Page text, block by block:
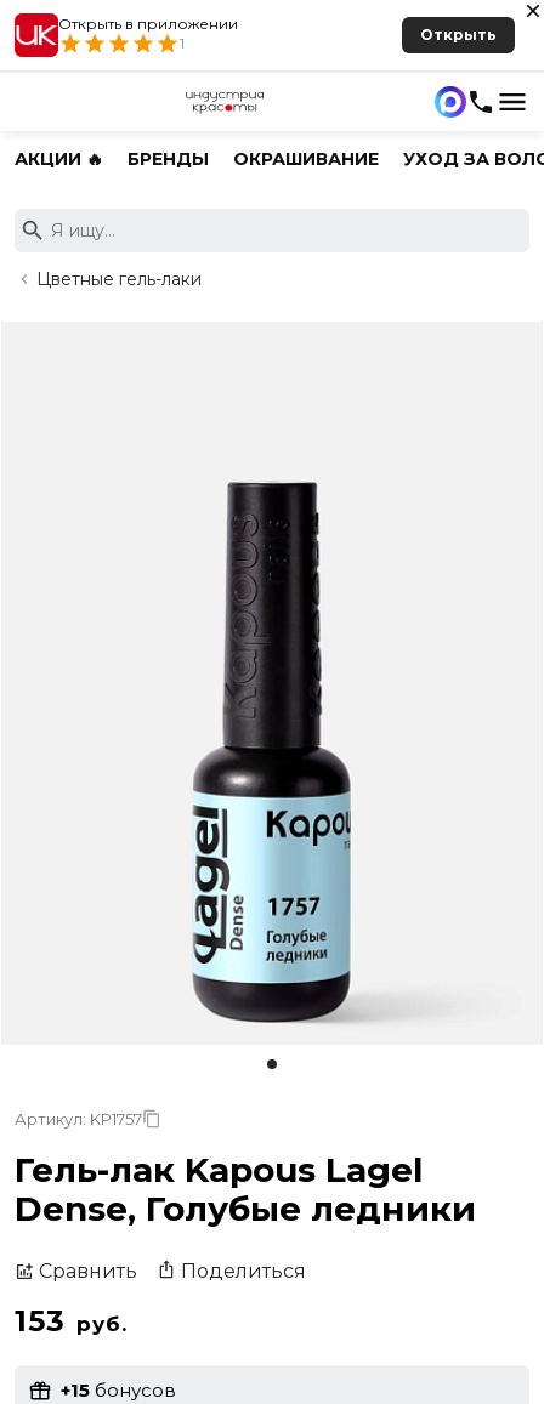
Открыть в приложении
1
Открыть
АКЦИИ 🔥 БРЕНДЫ ОКРАШИВАНИЕ УХОД ЗА
Цветные гель-лаки
Артикул: KP1757
Гель-лак Kapous Lagel
Dense, Голубые ледники
Сравнить Поделиться
153 руб.
+15 бонусов